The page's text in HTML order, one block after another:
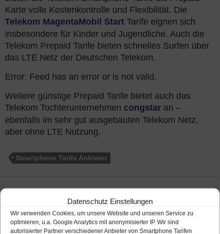
Datenschutz Einstellungen
Wir verwenden Cookies, um unsere Website und unseren Service zu
optimieren, u.a. Google Analytics mit anonymisierter IP. Wir sind
autorisierter Partner verschiedener Anbieter von Smartphone Tarifen
Karte volle Kostenkontrolle und Flexibilität. Die
Telekom MagentaMobil Start Tarife eignen sich
insbesondere für Kinder und Jugendliche. Auch die
Telekom Prepaid Tarife bieten schnelles Surfen über
das LTE Netz der Deutschen Telekom.
Error: Feed has an error or is not valid.
Weitere günstige Prepaid Tarife bietet auch das
Telekom Tochterunternehmen congstar an –
ebenfalls im sehr gut ausgebauten Telekom Netz,
aber ohne LTE Nutzung.
Smartphone Tarife Anbieter